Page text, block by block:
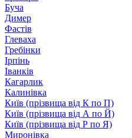
Буча
Димер
Фастів
Глеваха
Гребінки
Ірпінь
Іванків
Кагарлик
Калинівка
Київ (прізвища від К по П)
Київ (прізвища від А по Й)
Київ (прізвища від Р по Я)
Миронівка